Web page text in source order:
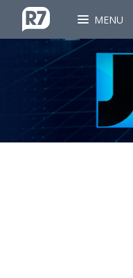
MENU